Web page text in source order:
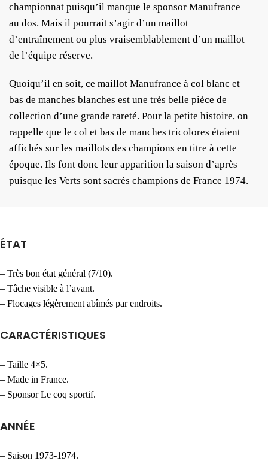
championnat puisqu’il manque le sponsor Manufrance
au dos. Mais il pourrait s’agir d’un maillot
d’entraînement ou plus vraisemblablement d’un maillot
de l’équipe réserve.
Quoiqu’il en soit, ce maillot Manufrance à col blanc et
bas de manches blanches est une très belle pièce de
collection d’une grande rareté. Pour la petite histoire, on
rappelle que le col et bas de manches tricolores étaient
affichés sur les maillots des champions en titre à cette
époque. Ils font donc leur apparition la saison d’après
puisque les Verts sont sacrés champions de France 1974.
ÉTAT
– Très bon état général (7/10).
– Tâche visible à l’avant.
– Flocages légèrement abîmés par endroits.
CARACTÉRISTIQUES
– Taille 4×5.
– Made in France.
– Sponsor Le coq sportif.
ANNÉE
– Saison 1973-1974.